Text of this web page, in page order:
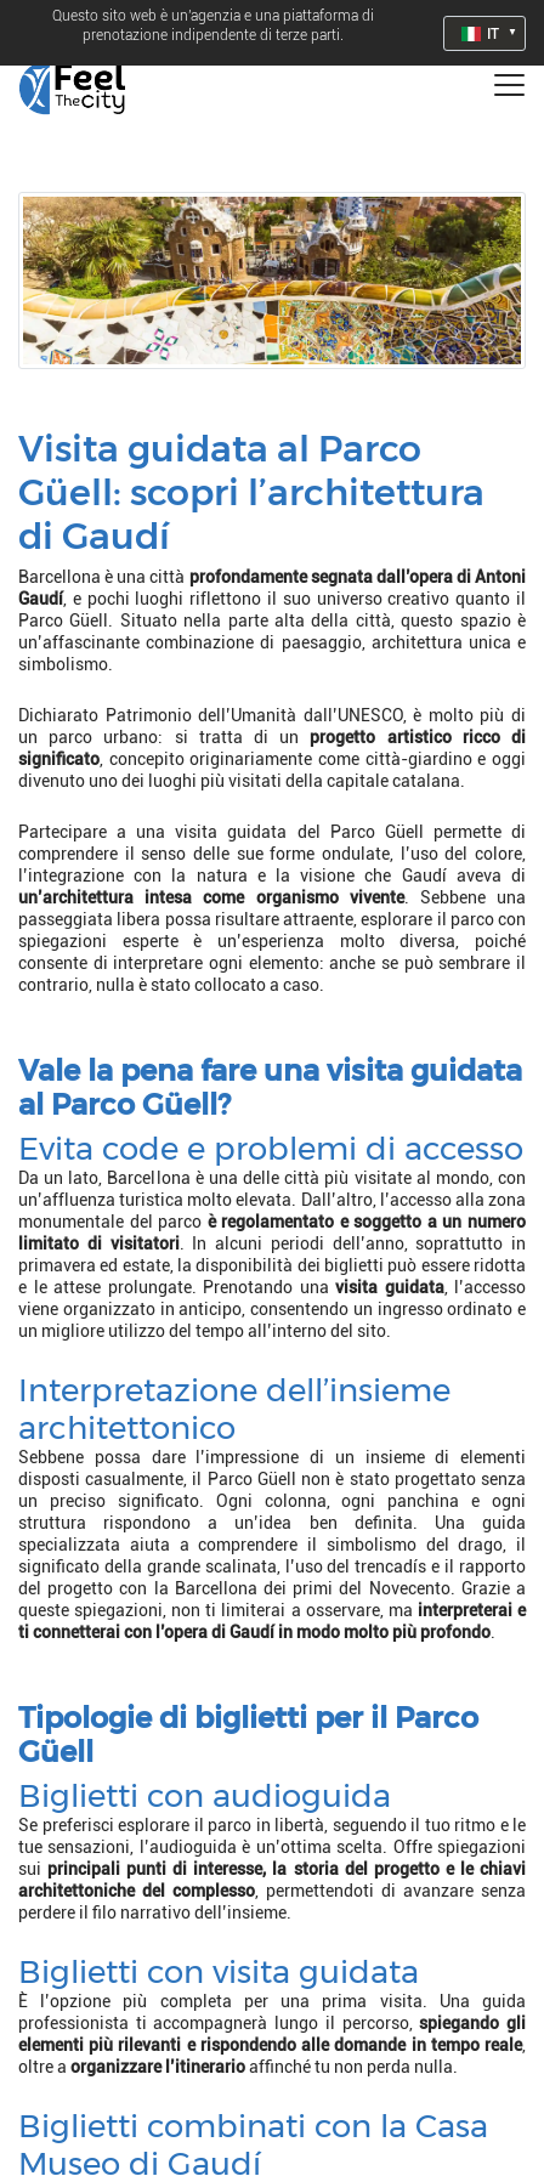
Questo sito web è un'agenzia e una piattaforma di
prenotazione indipendente di terze parti.
IT
Visita guidata al Parco
Güell: scopri l’architettura
di Gaudí
Barcellona è una città profondamente segnata dall’opera di Antoni
Gaudí, e pochi luoghi riflettono il suo universo creativo quanto il
Parco Güell. Situato nella parte alta della città, questo spazio è
un’affascinante combinazione di paesaggio, architettura unica e
simbolismo.
Dichiarato Patrimonio dell’Umanità dall’UNESCO, è molto più di
un parco urbano: si tratta di unprogetto artistico ricco di
significato , concepito originariamente come città-giardino e oggi
divenuto uno dei luoghi più visitati della capitale catalana.
Partecipare a una visita guidata del Parco Güell permette di
comprendere il senso delle sue forme ondulate, l’uso del colore,
l’integrazione con la natura e la visione che Gaudí aveva di
un’architettura intesa come organismo vivente. Sebbene una
passeggiata libera possa risultare attraente, esplorare il parco con
spiegazioni esperte è un’esperienza molto diversa, poiché
consente di interpretare ogni elemento: anche se può sembrare il
contrario, nulla è stato collocato a caso.
Vale la pena fare una visita guidata
al Parco Güell?
Evita code e problemi di accesso
Da un lato, Barcellona è una delle città più visitate al mondo, con
un’affluenza turistica molto elevata. Dall’altro, l’accesso alla zona
monumentale del parco è regolamentato e soggetto a un numero
limitato di visitatori. In alcuni periodi dell’anno, soprattutto in
primavera ed estate, la disponibilità dei biglietti può essere ridotta
e le attese prolungate. Prenotando una visita guidata, l’accesso
viene organizzato in anticipo, consentendo un ingresso ordinato e
un migliore utilizzo del tempo all’interno del sito.
Interpretazione dell’insieme
architettonico
Sebbene possa dare l’impressione di un insieme di elementi
disposti casualmente, il Parco Güell non è stato progettato senza
un preciso significato. Ogni colonna, ogni panchina e ogni
struttura rispondono a un’idea ben definita. Una guida
specializzata aiuta a comprendere il simbolismo del drago, il
significato della grande scalinata, l’uso del trencadís e il rapporto
del progetto con la Barcellona dei primi del Novecento. Grazie a
queste spiegazioni, non ti limiterai a osservare, ma interpreterai e
ti connetterai con l’opera di Gaudí in modo molto più profondo
Tipologie di biglietti per il Parco
Güell
Biglietti con audioguida
Se preferisci esplorare il parco in libertà, seguendo il tuo ritmo e le
tue sensazioni, l’audioguida è un’ottima scelta. Offre spiegazioni
suiprincipali punti di interesse, la storia del progetto e le chiavi
architettoniche del complesso , permettendoti di avanzare senza
perdere il filo narrativo dell’insieme.
Biglietti con visita guidata
È l’opzione più completa per una prima visita. Una guida
professionista ti accompagnerà lungo il percorso,spiegando gli
elementi più rilevanti e rispondendo alle domande in tempo reale,
oltre a organizzare l’itinerarioaffinché tu non perda nulla.
Biglietti combinati con la Casa
Museo di Gaudí